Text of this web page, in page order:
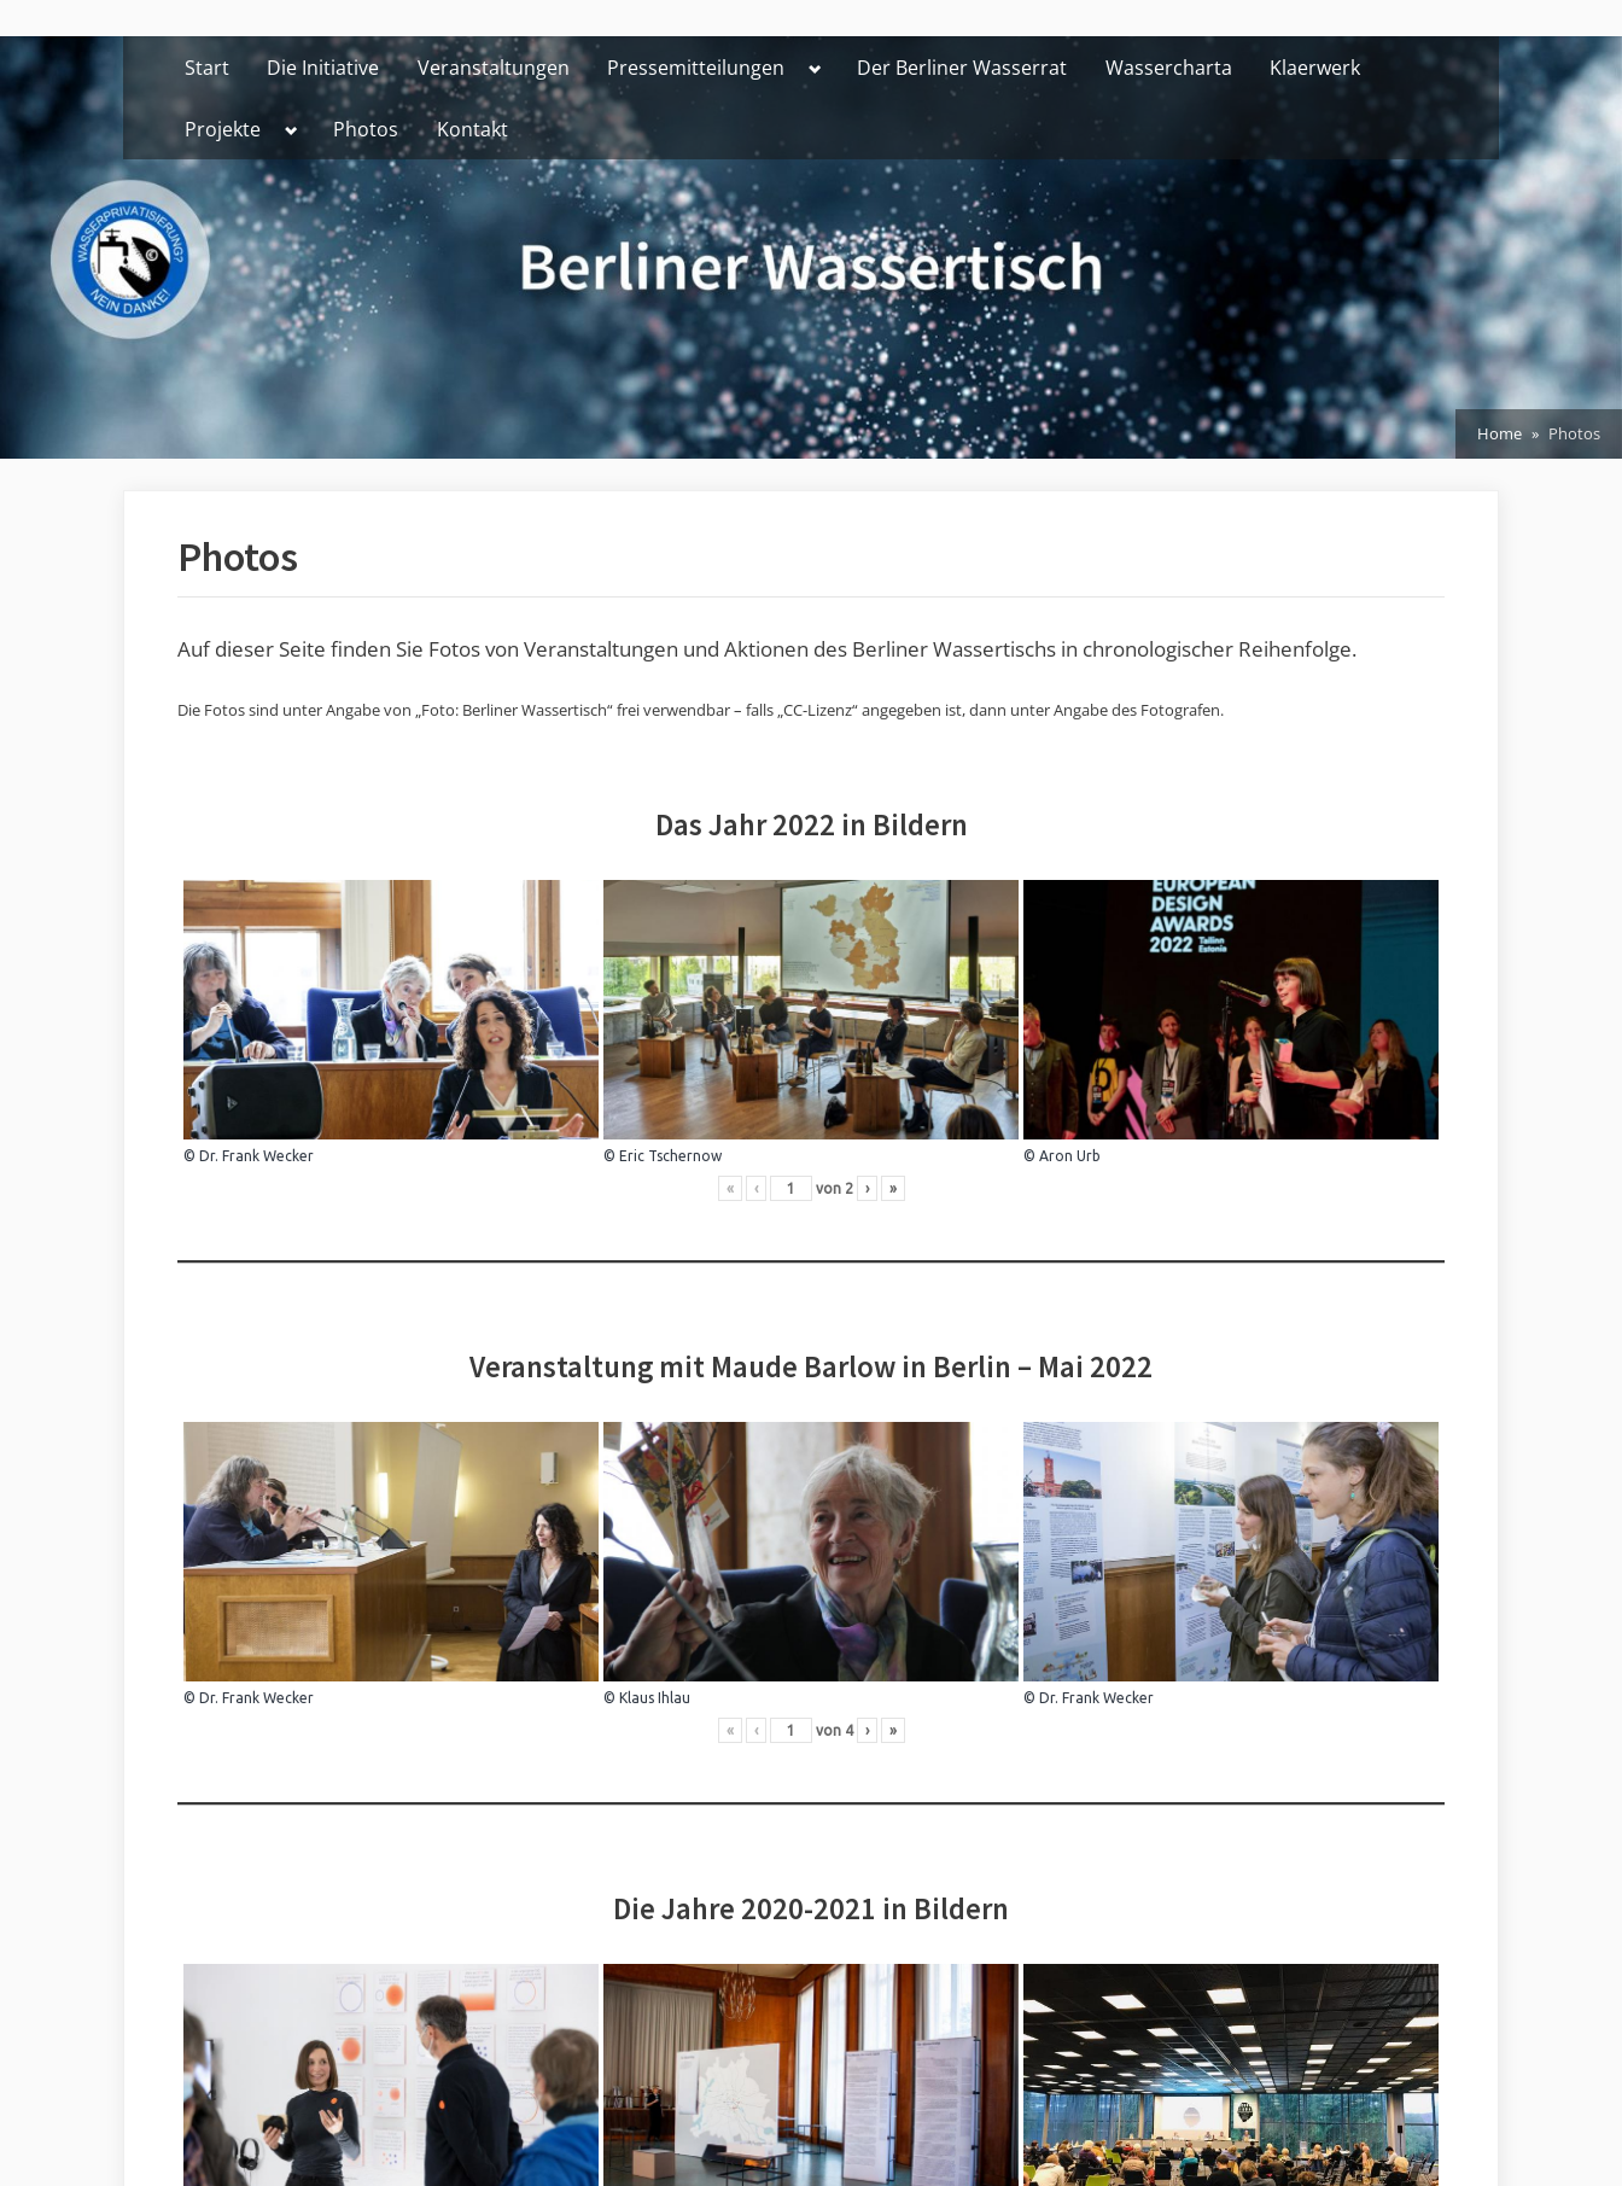
to
content
Start Die Initiative Veranstaltungen Pressemitteilungen ToggleDer Berliner Wasserrat Wassercharta Klaerwerk
Projekte Toggle
menu
Photos Kontakt
Home Photos
Photos
Auf dieser Seite finden Sie Fotos von Veranstaltungen und Aktionen des Berliner Wassertischs in chronologischer Reihenfolge.
Die Fotos sind unter Angabe von „Foto: Berliner Wassertisch“ frei verwendbar – falls „CC-Lizenz“ angegeben ist, dann unter Angabe des Fotografen.
Das Jahr 2022 in Bildern
© Dr. Frank Wecker © Eric Tschernow © Aron Urb
« ‹ von 2 › »
Veranstaltung mit Maude Barlow in Berlin – Mai 2022
© Dr. Frank Wecker © Klaus Ihlau © Dr. Frank Wecker
« ‹ von 4 › »
Die Jahre 2020-2021 in Bildern